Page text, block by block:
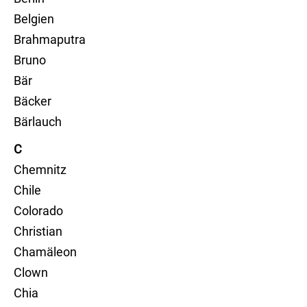
Belgien
Brahmaputra
Bruno
Bär
Bäcker
Bärlauch
C
Chemnitz
Chile
Colorado
Christian
Chamäleon
Clown
Chia